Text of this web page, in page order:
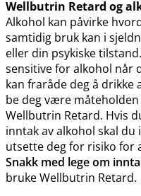
Wellbutrin Retard og
Alkohol kan påvirke
samtidig bruk kan i
eller din psykiske
sensitive for alkohol når
kan fraråde deg å drikke
be deg være
Wellbutrin Retard. Hvis
inntak av alkohol skal
utsette deg for risiko for
Snakk med lege om
bruke Wellbutrin Retard.